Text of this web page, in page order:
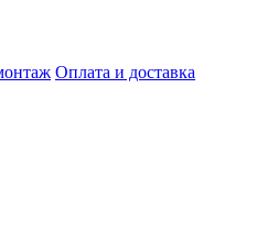
Оплата и доставка